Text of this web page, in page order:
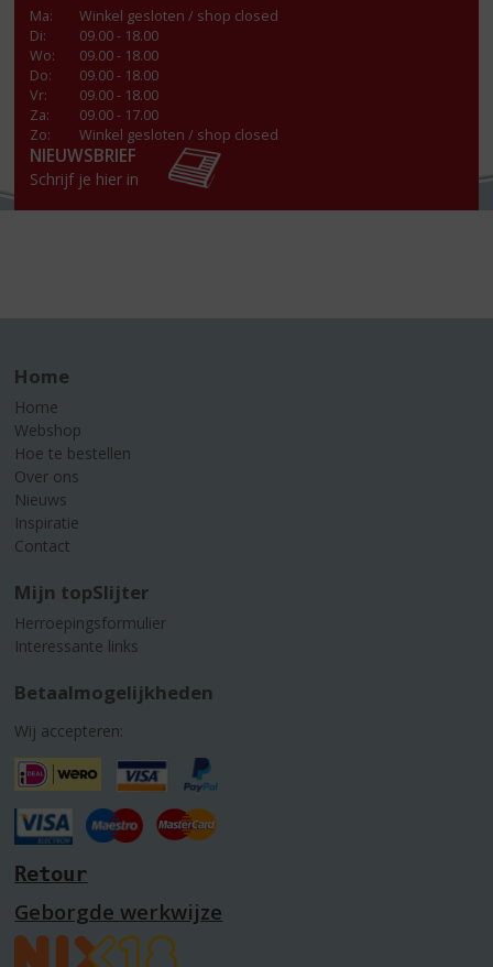
Ma:
Winkel gesloten / shop closed
Di:
09.00 - 18.00
Wo:
09.00 - 18.00
Do:
09.00 - 18.00
Vr:
09.00 - 18.00
Za:
09.00 - 17.00
Zo:
Winkel gesloten / shop closed
NIEUWSBRIEF
Schrijf je hier in
Home
Home
Webshop
Hoe te bestellen
Over ons
Nieuws
Inspiratie
Contact
Mijn topSlijter
Herroepingsformulier
Interessante links
Betaalmogelijkheden
Wij accepteren:
Retour
Geborgde werkwijze